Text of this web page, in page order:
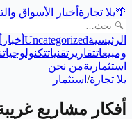
🌴يلا تجارة أخبار الأسواق
الرئيسيةUncategorized أخبار
ومبيعاتتقارير تقنياتتكنولوجيا
استثماريةمن نحن
يلا تجارة/ استثمار
أفكار مشاريع